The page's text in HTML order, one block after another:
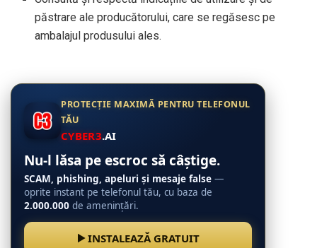
păstrare ale producătorului, care se regăsesc pe
ambalajul produsului ales.
PROTECȚIE MAXIMĂ PENTRU TELEFONUL
TĂU
CYBER3.AI
Nu-l lăsa pe escroc să câștige.
SCAM, phishing, apeluri și mesaje false —
oprite instant pe telefonul tău, cu baza de
2.000.000 de amenințări.
INSTALEAZĂ GRATUIT